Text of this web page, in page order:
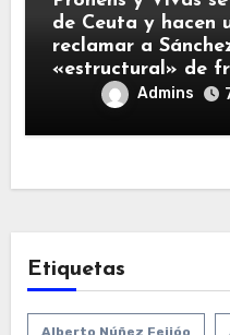
de Ceuta y hacen
reclamar a
«estructural» de
Admins
Etiquetas
Alberto Núñez Feijóo